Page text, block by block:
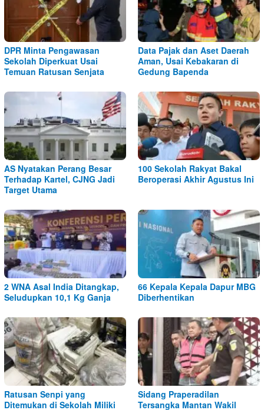
DPR Minta Pengawasan
Sekolah Diperkuat Usai
Temuan Ratusan Senjata
Data Pajak dan Aset Daerah
Aman, Usai Kebakaran di
Gedung Bapenda
AS Nyatakan Perang Besar
Terhadap Kartel, CJNG Jadi
Target Utama
100 Sekolah Rakyat Bakal
Beroperasi Akhir Agustus Ini
2 WNA Asal India Ditangkap,
Seludupkan 10,1 Kg Ganja
66 Kepala Kepala Dapur MBG
Diberhentikan
Ratusan Senpi yang
Ditemukan di Sekolah Miliki
Sidang Praperadilan
Tersangka Mantan Wakil